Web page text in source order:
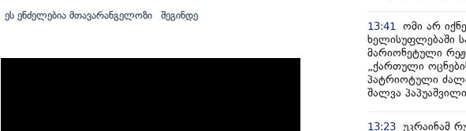
ეს ენძელებია მთავარანგელოზი შეგინდე
13:41
ომი არ
ხელისუფლებაში
მარიონეტული
„ქართული
პატრიოტული
შალვა პაპუაშვილი
13:23 უკრაინამ